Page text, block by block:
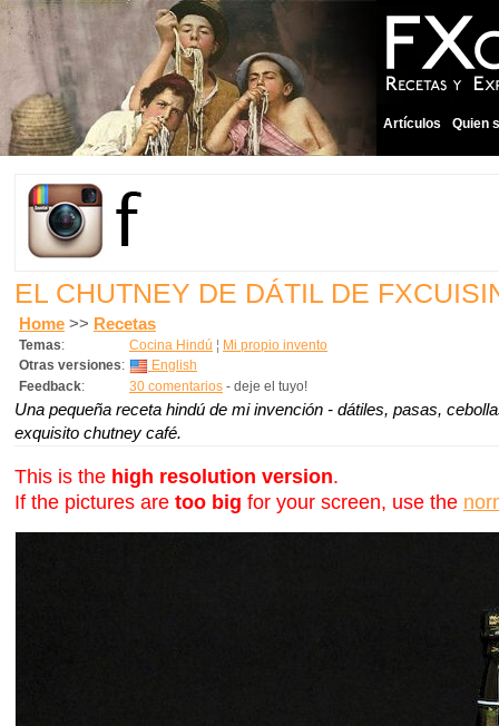
Artículos Quien
EL CHUTNEY DE DÁTIL DE
Home >> Recetas
Temas: Cocina Hindú ¦ Mi propio invento
Otras versiones:
English
Feedback: 30 comentarios - deje el tuyo!
Una pequeña receta hindú de mi invención - dátiles, pasas,
exquisito chutney café.
This is the high resolution version.
If the pictures are too big for your screen, use the